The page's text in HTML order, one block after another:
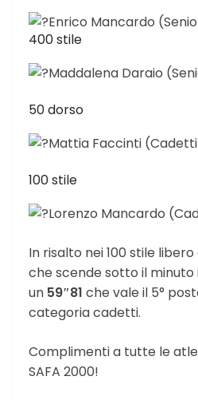
Enrico Mancardo
400 stile
Maddalena Daraio
50 dorso
Mattia Faccinti
100 stile
Lorenzo Mancardo
In risalto nei 100 stile
che scende sotto il minuto
un 59″81 che vale il 5°
categoria cadetti.
Complimenti a tutte le
SAFA 2000!